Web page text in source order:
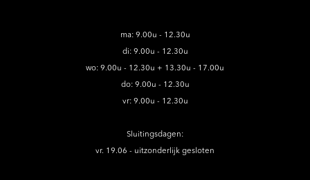
ma: 9.00u - 12.30u
di: 9.00u - 12.30u
wo: 9.00u - 12.30u + 13.30u - 17.00u
do: 9.00u - 12.30u
vr: 9.00u - 12.30u
Sluitingsdagen:
vr. 19.06 - uitzonderlijk gesloten